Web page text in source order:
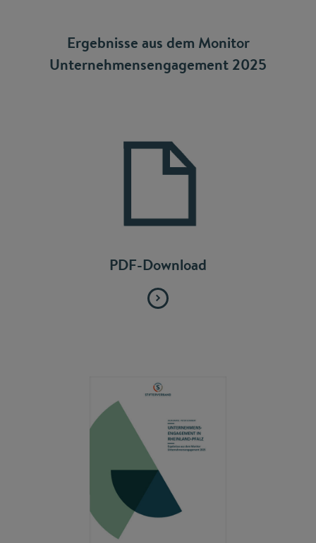
Ergebnisse aus dem Monitor
Unternehmensengagement 2025
PDF-Download